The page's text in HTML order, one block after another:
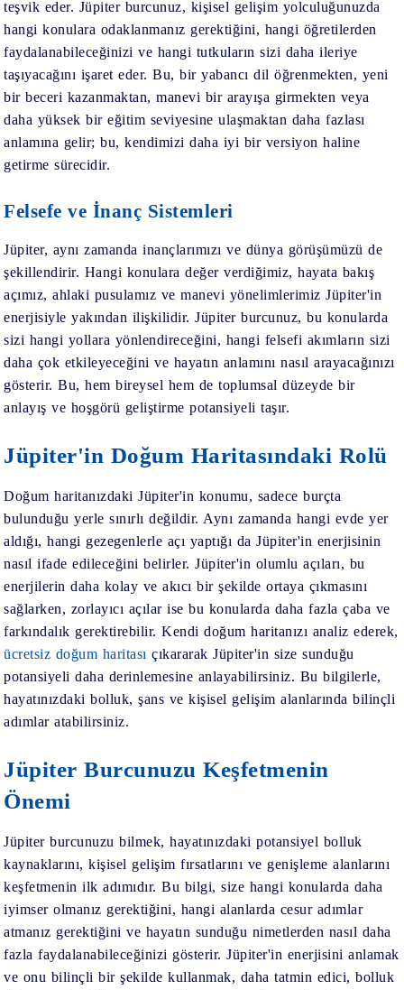
teşvik eder. Jüpiter burcunuz, kişisel gelişim yolculuğunuzda
hangi konulara odaklanmanız gerektiğini, hangi öğretilerden
faydalanabileceğinizi ve hangi tutkuların sizi daha ileriye
taşıyacağını işaret eder. Bu, bir yabancı dil öğrenmekten, yeni
bir beceri kazanmaktan, manevi bir arayışa girmekten veya
daha yüksek bir eğitim seviyesine ulaşmaktan daha fazlası
anlamına gelir; bu, kendimizi daha iyi bir versiyon haline
getirme sürecidir.
Felsefe ve İnanç Sistemleri
Jüpiter, aynı zamanda inançlarımızı ve dünya görüşümüzü de
şekillendirir. Hangi konulara değer verdiğimiz, hayata bakış
açımız, ahlaki pusulamız ve manevi yönelimlerimiz Jüpiter'in
enerjisiyle yakından ilişkilidir. Jüpiter burcunuz, bu konularda
sizi hangi yollara yönlendireceğini, hangi felsefi akımların sizi
daha çok etkileyeceğini ve hayatın anlamını nasıl arayacağınızı
gösterir. Bu, hem bireysel hem de toplumsal düzeyde bir
anlayış ve hoşgörü geliştirme potansiyeli taşır.
Jüpiter'in Doğum Haritasındaki Rolü
Doğum haritanızdaki Jüpiter'in konumu, sadece burçta
bulunduğu yerle sınırlı değildir. Aynı zamanda hangi evde yer
aldığı, hangi gezegenlerle açı yaptığı da Jüpiter'in enerjisinin
nasıl ifade edileceğini belirler. Jüpiter'in olumlu açıları, bu
enerjilerin daha kolay ve akıcı bir şekilde ortaya çıkmasını
sağlarken, zorlayıcı açılar ise bu konularda daha fazla çaba ve
farkındalık gerektirebilir. Kendi doğum haritanızı analiz ederek,
ücretsiz doğum haritası çıkararak Jüpiter'in size sunduğu
potansiyeli daha derinlemesine anlayabilirsiniz. Bu bilgilerle,
hayatınızdaki bolluk, şans ve kişisel gelişim alanlarında bilinçli
adımlar atabilirsiniz.
Jüpiter Burcunuzu Keşfetmenin
Önemi
Jüpiter burcunuzu bilmek, hayatınızdaki potansiyel bolluk
kaynaklarını, kişisel gelişim fırsatlarını ve genişleme alanlarını
keşfetmenin ilk adımıdır. Bu bilgi, size hangi konularda daha
iyimser olmanız gerektiğini, hangi alanlarda cesur adımlar
atmanız gerektiğini ve hayatın sunduğu nimetlerden nasıl daha
fazla faydalanabileceğinizi gösterir. Jüpiter'in enerjisini anlamak
ve onu bilinçli bir şekilde kullanmak, daha tatmin edici, bolluk